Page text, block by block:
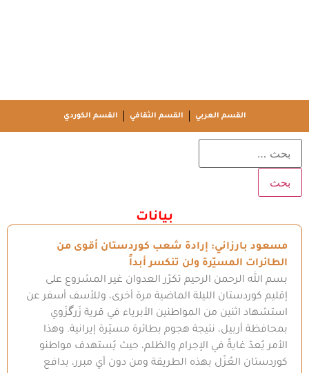
القسم العربي القسم الثقافي القسم الكوردي
بيانات
مسعود بارزاني: إرادة شعب كوردستان أقوى من
الطائرات المسيّرة ولن تنكسر أبداً
بسم الله الرحمن الرحيم تكرّر العدوان غير المشروع على
إقليم كوردستان الليلة الماضية مرة أخرى، وللأسف أسفر عن
استشهاد اثنين من المواطنين الأبرياء في قرية زَرگزَوي
بمحافظة أربيل، نتيجة هجوم بطائرة مسيّرة إيرانية. وهذا
الأمر يُعدّ غايةً في الإجرام والظلم، حيث يُستهدف مواطنو
كوردستان العُزّل بهذه الطريقة ومن دون أي مبرر، بدافع